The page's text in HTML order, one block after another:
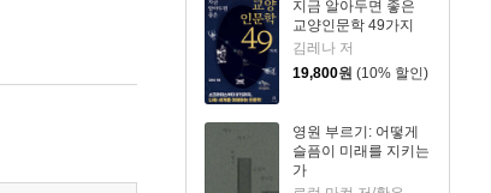
지금 알아두면 좋은
교양인문학 49가지
김레나 저
19,800원 (10% 할인)
영원 부르기: 어떻게
슬픔이 미래를 지키는
가